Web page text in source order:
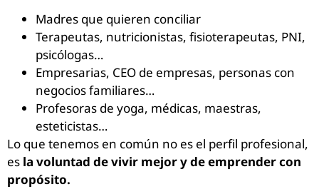
Madres que quieren conciliar
Terapeutas, nutricionistas, fisioterapeutas, PNI,
psicólogas…
Empresarias, CEO de empresas, personas con
negocios familiares…
Profesoras de yoga, médicas, maestras,
esteticistas…
Lo que tenemos en común no es el perfil profesional,
es la voluntad de vivir mejor y de emprender con
propósito.